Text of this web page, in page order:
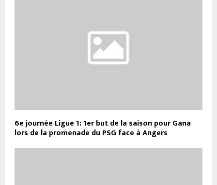
6e journée Ligue 1: 1er but de la saison pour Gana
lors de la promenade du PSG face à Angers